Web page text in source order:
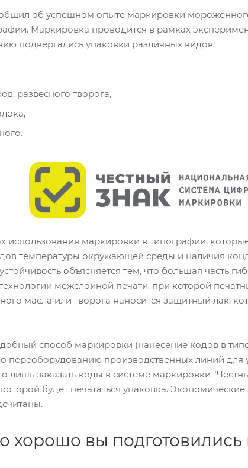
об успешном опыте маркировки
Маркировка проводится в рамках
подвергались упаковки различных видов:
развесного творога,
использования маркировки в типографии,
температуры окружающей среды и наличия
объясняется тем, что большая часть
межслойной печати, при которой
масла или творога наносится защитный лак,
способ маркировки (нанесение кодов в
переоборудованию производственных линий для
лишь заказать коды в системе маркировки
будет печататься упаковка.
хорошо вы